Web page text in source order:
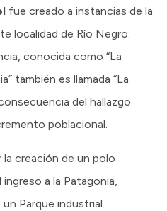
fue creado a instancias de la
localidad de Río Negro.
conocida como “La
también es llamada “La
del hallazgo
poblacional.
creación de un polo
a la Patagonia,
Parque industrial